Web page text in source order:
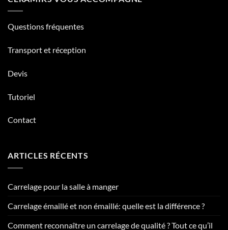
Questions fréquentes
Transport et réception
Devis
Tutoriel
Contact
ARTICLES RÉCENTS
Carrelage pour la salle à manger
Carrelage émaillé et non émaillé: quelle est la différence ?
Comment reconnaître un carrelage de qualité ? Tout ce qu’il